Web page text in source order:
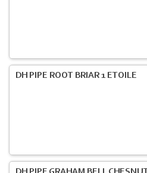
DH PIPE ROOT BRIAR 1 ETOILE